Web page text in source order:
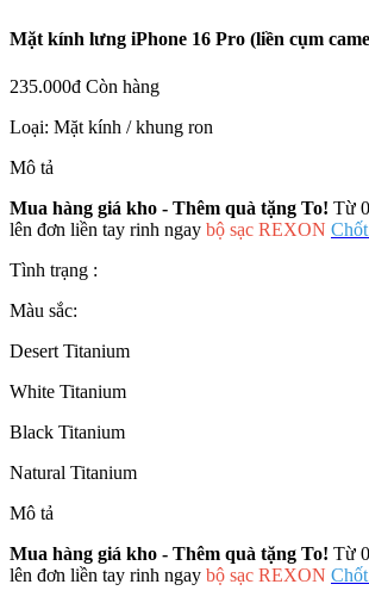
Mặt kính lưng iPhone 16 Pro (liền cụm
235.000đ Còn hàng
Loại: Mặt kính / khung ron
Mô tả
Mua hàng giá kho - Thêm quà tặng To! Từ
lên đơn liền tay rinh ngay bộ sạc REXON
Tình trạng :
Màu sắc:
Desert Titanium
White Titanium
Black Titanium
Natural Titanium
Mô tả
Mua hàng giá kho - Thêm quà tặng To! Từ
lên đơn liền tay rinh ngay bộ sạc REXON